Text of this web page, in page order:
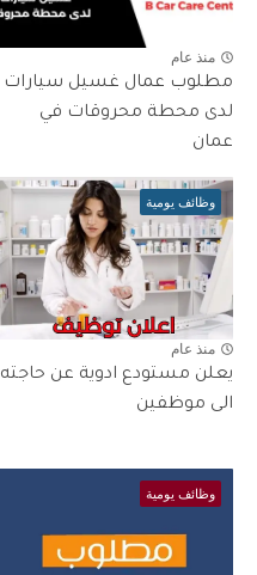
منذ عام
مطلوب عمال غسيل سيارات
لدى محطة محروقات في
عمان
وظائف يومية
منذ عام
يعلن مستودع ادوية عن حاجته
الى موظفين
وظائف يومية